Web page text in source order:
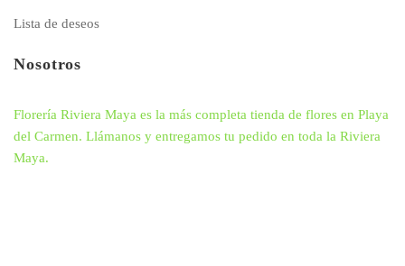
Lista de deseos
Nosotros
Florería Riviera Maya es la más completa tienda de flores en Playa
del Carmen. Llámanos y entregamos tu pedido en toda la Riviera
Maya.